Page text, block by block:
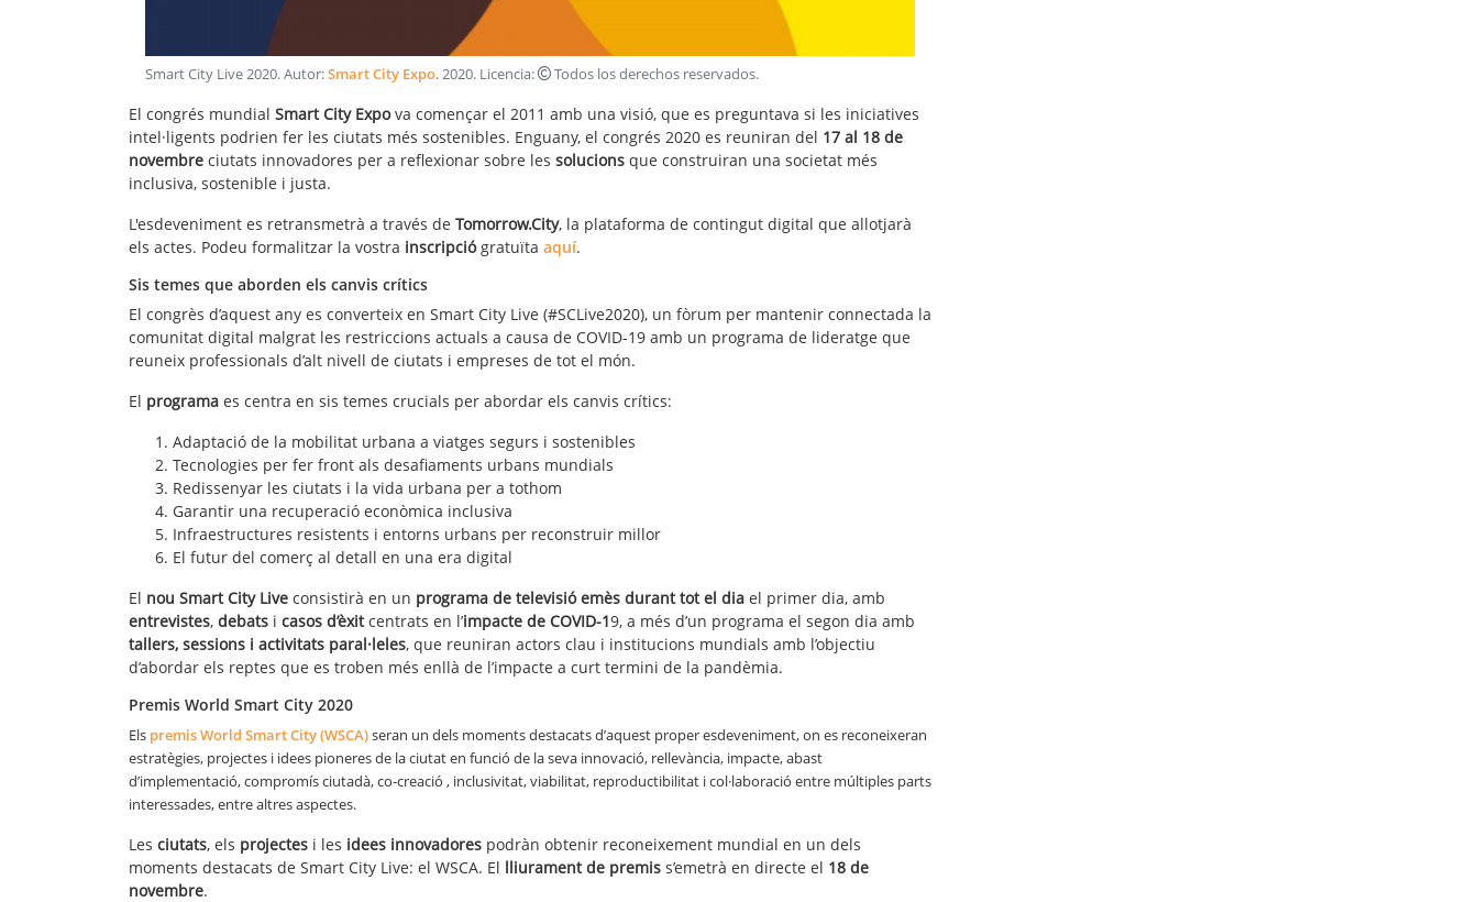
Smart City Live 2020. Autor:Smart City Expo.2020. Licencia: Todos los derechos reservados.
El congrés mundial Smart City Expova començar el 2011 amb una visió, que es preguntava si les iniciatives
intel·ligents podrien fer les ciutats més sostenibles. Enguany, el congrés 2020 es reuniran del 17 al 18 de
novembre ciutats innovadores per a reflexionar sobre les solucions que construiran una societat més
inclusiva, sostenible i justa.
L'esdeveniment es retransmetrà a través de Tomorrow.City, la plataforma de contingut digital que allotjarà
els actes. Podeu formalitzar la vostra inscripciógratuïta aquí.
Sis temes que aborden els canvis crítics
El congrès d’aquest any es converteix en Smart City Live (#SCLive2020), un fòrum per mantenir connectada la
comunitat digital malgrat les restriccions actuals a causa de COVID-19 amb un programa de lideratge que
reuneix professionals d’alt nivell de ciutats i empreses de tot el món.
El programa es centra en sis temes crucials per abordar els canvis crítics:
Adaptació de la mobilitat urbana a viatges segurs i sostenibles
Tecnologies per fer front als desafiaments urbans mundials
Redissenyar les ciutats i la vida urbana per a tothom
Garantir una recuperació econòmica inclusiva
Infraestructures resistents i entorns urbans per reconstruir millor
El futur del comerç al detall en una era digital
El nou Smart City Live consistirà en un programa de televisió emès durant tot el dia el primer dia, amb
entrevistes, debats i casos d’èxitcentrats en l’impacte de COVID-19, a més d’un programa el segon dia amb
tallers, sessions i activitats paral·leles, que reuniran actors clau i institucions mundials amb l’objectiu
d’abordar els reptes que es troben més enllà de l’impacte a curt termini de la pandèmia.
Premis World Smart City 2020
Els premis World Smart City (WSCA)seran un dels moments destacats d’aquest proper esdeveniment, on es reconeixeran
estratègies, projectes i idees pioneres de la ciutat en funció de la seva innovació, rellevància, impacte, abast
d’implementació, compromís ciutadà, co-creació , inclusivitat, viabilitat, reproductibilitat i col·laboració entre múltiples parts
interessades, entre altres aspectes.
Les ciutats, els projectes i les idees innovadores podràn obtenir reconeixement mundial en un dels
moments destacats de Smart City Live: el WSCA. El lliurament de premis s’emetrà en directe el 18 de
novembre.